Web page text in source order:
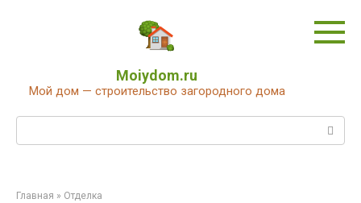
Moiydom.ru
Мой дом — строительство загородного дома
Главная » Отделка